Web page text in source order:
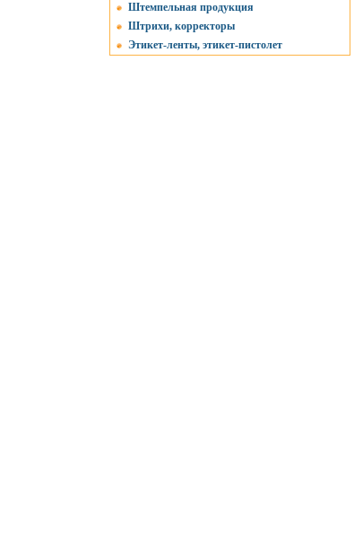
Штемпельная продукция
Штрихи, корректоры
Этикет-ленты, этикет-пистолет